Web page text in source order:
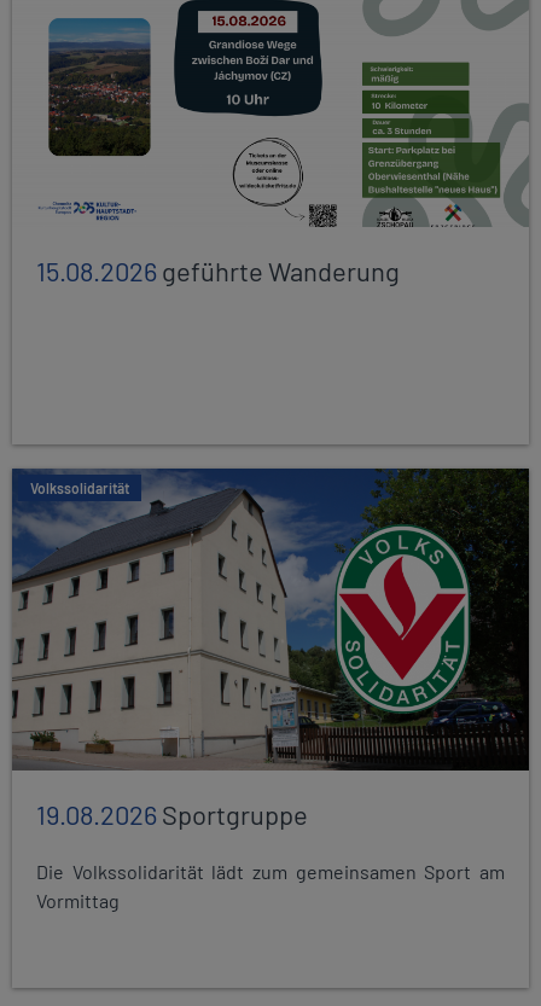
15.08.2026geführte Wanderung
Volkssolidarität
19.08.2026Sportgruppe
Die Volkssolidarität lädt zum gemeinsamen Sport am
Vormittag